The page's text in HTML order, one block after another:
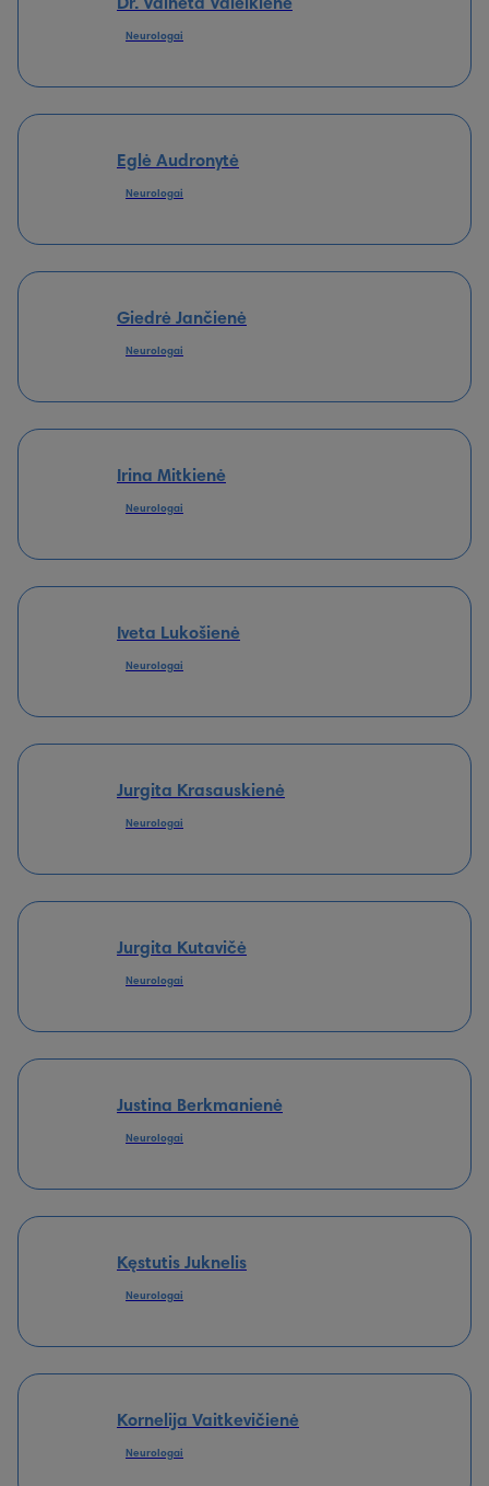
Dr. Vaineta Valeikienė
Neurologai
Eglė Audronytė
Neurologai
Giedrė Jančienė
Neurologai
Irina Mitkienė
Neurologai
Iveta Lukošienė
Neurologai
Jurgita Krasauskienė
Neurologai
Jurgita Kutavičė
Neurologai
Justina Berkmanienė
Neurologai
Kęstutis Juknelis
Neurologai
Kornelija Vaitkevičienė
Neurologai